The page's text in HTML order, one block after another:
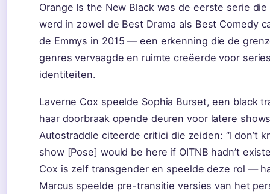
Orange Is the New Black was de eerste serie
werd in zowel de Best Drama als Best Comedy
de Emmys in 2015 — een erkenning die de
genres vervaagde en ruimte creëerde voor
identiteiten.
Laverne Cox speelde Sophia Burset, een black
haar doorbraak opende deuren voor latere
Autostraddle citeerde critici die zeiden: “I don’t
show [Pose] would be here if OITNB hadn’t
Cox is zelf transgender en speelde deze rol —
Marcus speelde pre-transitie versies van het